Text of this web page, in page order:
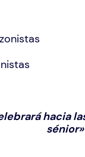
hacia
sénior»